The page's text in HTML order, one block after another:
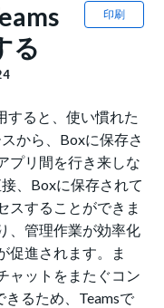
印刷
る
すると、使い慣れた
から、Boxに保存さ
プリ間を行き来しな
、Boxに保存されて
スすることができま
、管理作業が効率化
促進されます。ま
ャットをまたぐコン
るため、Teamsで